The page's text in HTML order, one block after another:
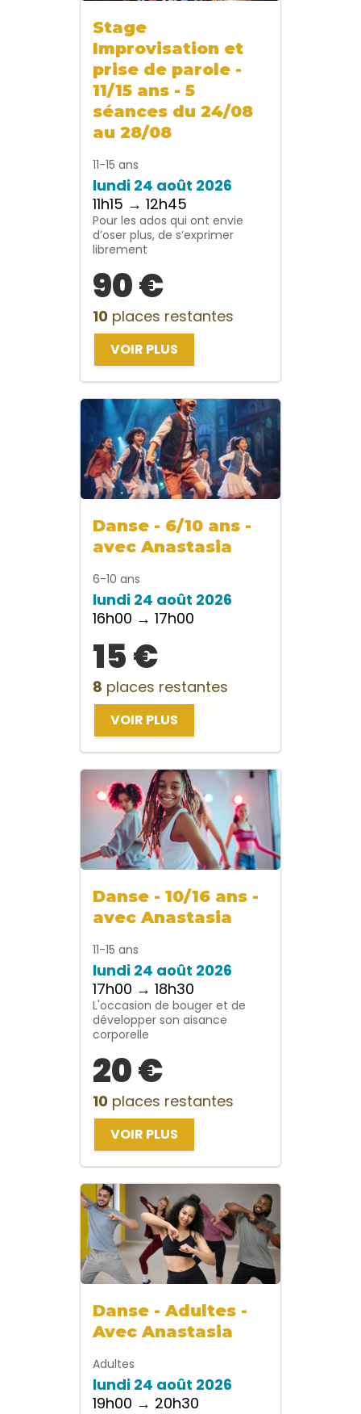
Stage
Improvisation et
prise de parole -
11/15 ans - 5
séances du 24/08
au 28/08
11-15 ans
lundi 24 août 2026
11h15 → 12h45
Pour les ados qui ont envie
d’oser plus, de s’exprimer
librement
90 €
10 places restantes
VOIR PLUS
Danse - 6/10 ans -
avec Anastasia
6-10 ans
lundi 24 août 2026
16h00 → 17h00
15 €
8 places restantes
VOIR PLUS
Danse - 10/16 ans -
avec Anastasia
11-15 ans
lundi 24 août 2026
17h00 → 18h30
L'occasion de bouger et de
développer son aisance
corporelle
20 €
10 places restantes
VOIR PLUS
Danse - Adultes -
Avec Anastasia
Adultes
lundi 24 août 2026
19h00 → 20h30